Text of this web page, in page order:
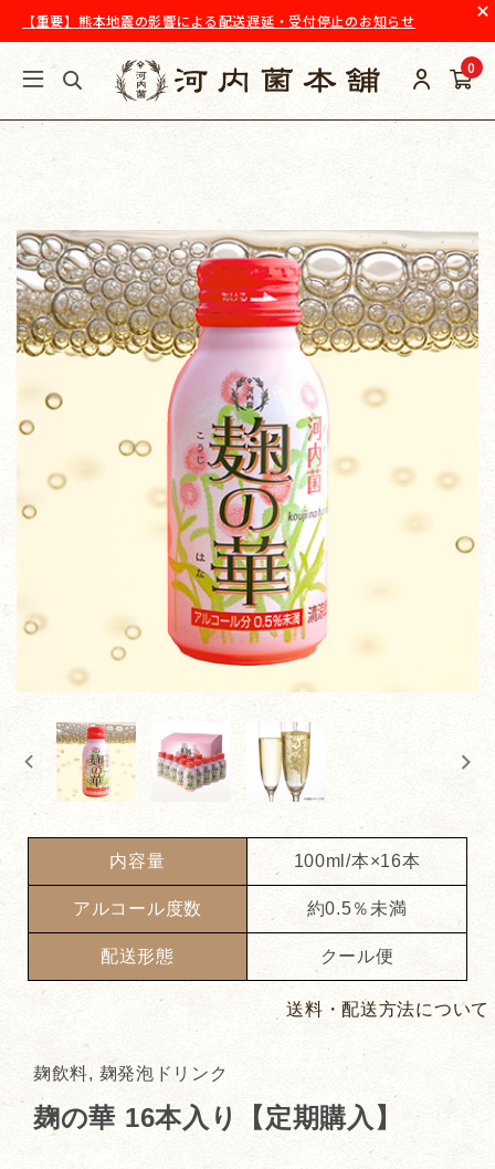
【重要】熊本地震の影響による配送遅延・受付停止のお知らせ
0
内容量 100ml/本×16本
アルコール度数 約0.5％未満
配送形態 クール便
送料・配送方法について
麹飲料, 麹発泡ドリンク
麹の華 16本入り【定期購入】